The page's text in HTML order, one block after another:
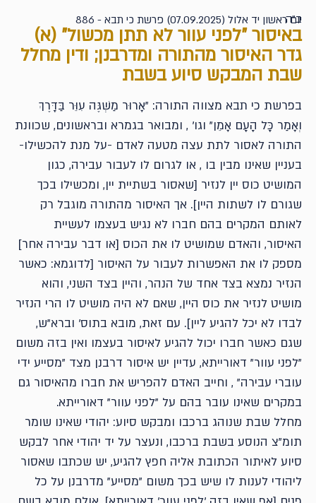
ב"ה
יום ראשון יד אלול (07.09.2025) פרשת כי תבא - 886
באיסור "לפני עוור לא תתן מכשול" (א)
גדר האיסור מהתורה ומדרבנן; ודין מחלל
שבת המבקש סיוע בשבת
בפרשת כי תבא מצווה התורה: "אָרוּר מַשְׁגֶּה עִוֵּר בַּדָּרֶךְ
וְאָמַר כָּל הָעָם אָמֵן" וגו' , ומבואר בגמרא ובראשונים, שכוונת
התורה לאסור לתת עצה מטעה לאדם -על מנת להכשילו-
בעניין שאינו מבין בו , או לגרום לו לעבור עבירה, כגון
המושיט כוס יין לנזיר [שאסור בשתיית יין, ומכשילו בכך
שגורם לו לשתות היין]. אך האיסור מהתורה מוגבל רק
לאותם המקרים בהם חברו לא נגיש בעצמו לעשיית
האיסור, והאדם שמושיט לו את הכוס [או דבר עבירה אחר]
מספק לו את האפשרות לעבור על האיסור [לדוגמא: כאשר
הנזיר נמצא בצד אחד של הנהר, והיין בצד השני, והוא
מושיט לנזיר את כוס היין, שאם לא היה מושיט לו הרי הנזיר
לבדו לא יכל להגיע ליין]. עם זאת, מובא בתוס' וברא"ש,
שגם כאשר חברו יכול להגיע לאיסור בעצמו ואין בזה משום
"לפני עוור" דאורייתא, עדיין יש איסור דרבנן מצד "מסייע ידי
עוברי עבירה" , וחייב האדם להפריש את חברו מהאיסור גם
במקרים שאינו עובר בהם על "לפני עוור" דאורייתא.
מחלל שבת שנוהג ברכבו ומבקש סיוע: יהודי שאינו שומר
תומ"צ הנוסע בשבת ברכבו, ונעצר על יד יהודי אחר לבקש
סיוע לאיתור הכתובת אליה חפץ להגיע, יש שכתבו שאסור
ליהודי לענות לו שיש בכך משום "מסייע" מדרבנן על כל